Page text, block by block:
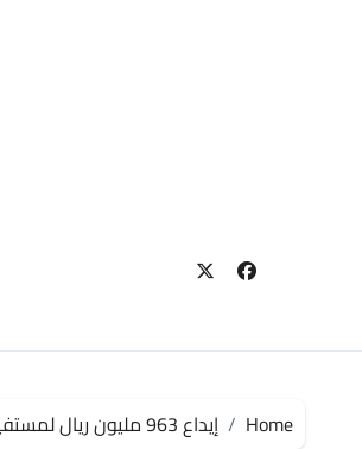
Home إيداع 963 مليون ريال لمستفيدي “سكني” لشهر مارس